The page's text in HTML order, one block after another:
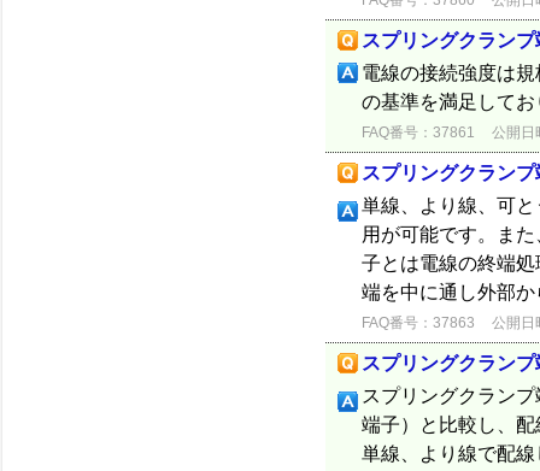
スプリングクラン
電線の接続強度は
の基準を満足して
FAQ番号：37861 公開日
スプリングクラン
単線、より線、可
用が可能です。ま
子とは電線の終端
端を中に通し外部
FAQ番号：37863 公開日
スプリングクラン
スプリングクラン
端子）と比較し、
単線、より線で配